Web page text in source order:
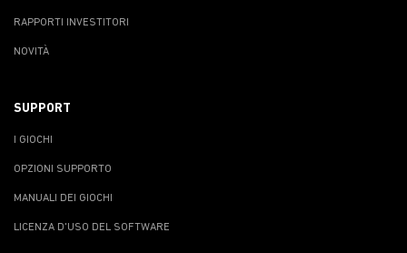
RAPPORTI INVESTITORI
NOVITÀ
SUPPORT
I GIOCHI
OPZIONI SUPPORTO
MANUALI DEI GIOCHI
LICENZA D'USO DEL SOFTWARE